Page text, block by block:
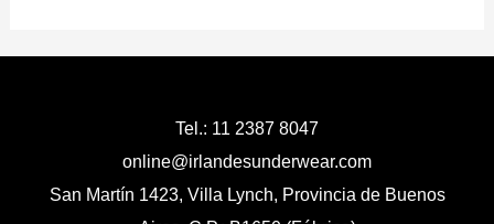
Tel.: 11 2387 8047
online@irlandesunderwear.com
San Martín 1423, Villa Lynch, Provincia de Buenos